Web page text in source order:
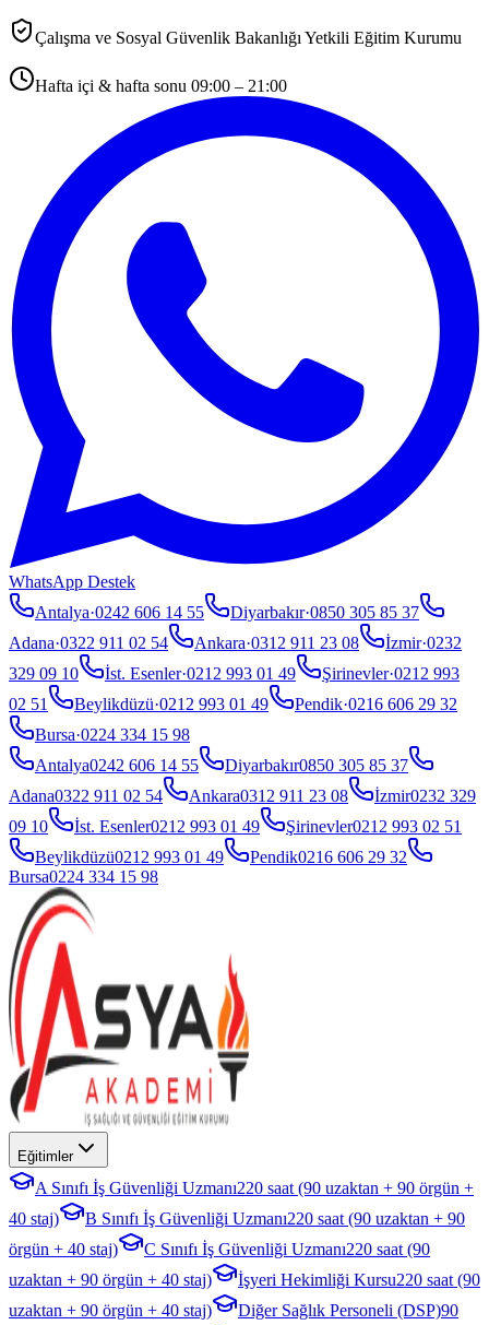
Çalışma ve Sosyal Güvenlik Bakanlığı Yetkili Eğitim Kurumu
Hafta içi & hafta sonu 09:00 – 21:00
WhatsApp Destek
Antalya·0242 606 14 55 Diyarbakır·0850 305 85 37
Adana·0322 911 02 54 Ankara·0312 911 23 08 İzmir·0232
329 09 10
İst. Esenler·0212 993 01 49 Şirinevler·0212 993
02 51
Beylikdüzü·0212 993 01 49 Pendik·0216 606 29 32
Bursa·0224 334 15 98
Antalya0242 606 14 55 Diyarbakır0850 305 85 37
Adana0322 911 02 54 Ankara0312 911 23 08 İzmir0232 329
09 10
İst. Esenler0212 993 01 49 Şirinevler0212 993 02 51
Beylikdüzü0212 993 01 49 Pendik0216 606 29 32
Bursa0224 334 15 98
Eğitimler
A Sınıfı İş Güvenliği Uzmanı220 saat (90 uzaktan + 90 örgün +
40 staj)
B Sınıfı İş Güvenliği Uzmanı220 saat (90 uzaktan + 90
örgün + 40 staj)
C Sınıfı İş Güvenliği Uzmanı220 saat (90
uzaktan + 90 örgün + 40 staj)
İşyeri Hekimliği Kursu220 saat (90
uzaktan + 90 örgün + 40 staj)
Diğer Sağlık Personeli (DSP)90